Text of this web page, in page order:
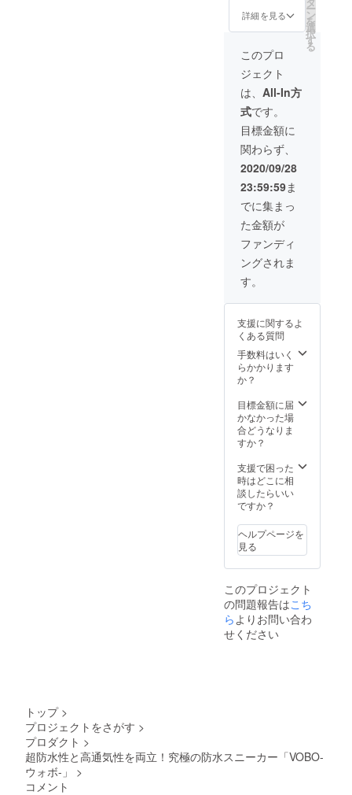
円
ます。
※商品の
デザイ
しまし
ては一
部変更
になる
可能性
もござ
いま
す。ご
ださ
い。 ※
一般販
売予定
価格
16,640
円
選びい
ただけ
ます。
※2020
年11月
上旬に
お届け
する予
定です
が、生
産、配
送状況
により
遅れる
可能性
もござ
いま
す。 ※
送料込
の価格
となり
仕様、
ンに関
しまし
ては一
部変更
になる
もござ
いま
す。ご
了承く
い。 ※
一般販
売予定
価格
円
詳細を見る ー
ン
を
選
択
す
る
このプロ
ジェクト
は、 All-In方
式です。
目標金額に
関わらず、
2020/09/28
23:59:59ま
でに集まっ
た金額が
ファンディ
ングされま
す。
支援に関するよ
くある質問
手数料はいく
らかかります
か？
目標金額に届
かなかった場
合どうなりま
すか？
支援で困った
時はどこに相
談したらいい
ですか？
ヘルプページを
見る
このプロジェクト
の問題報告はこち
らよりお問い合わ
せください
トップ >
プロジェクトをさがす >
プロダクト >
超防水性と高通気性を両立！究極の防水スニーカー「VOBO-
ウォボ-」
>
コメント